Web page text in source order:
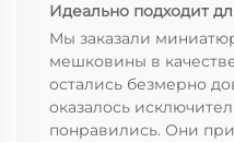
Идеально подходит
Мы заказали
мешковины в
остались безмерно
оказалось
понравились. Они